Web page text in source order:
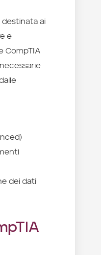
destinata ai
e
CompTIA
dei dati